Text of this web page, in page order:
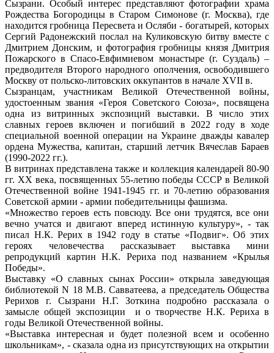
Сызрани. Особый интерес представляют фотографии храма
Рождества Богородицы в Старом Симонове (г. Москва), где
находится гробница Пересвета и Осляби - богатырей, которых
Сергий Радонежский послал на Куликовскую битву вместе с
Дмитрием Донским, и фотография гробницы князя Дмитрия
Пожарского в Спасо-Евфимиевом монастыре (г. Суздаль) –
предводителя Второго народного ополчения, освободившего
Москву от польско-литовских оккупантов в начале XVII в.
Сызранцам, участникам Великой Отечественной войны,
удостоенным звания «Героя Советского Союза», посвящена
одна из витринных экспозиций выставки. В число этих
славных героев включен и погибший в 2022 году в ходе
специальной военной операции на Украине дважды кавалер
ордена Мужества, капитан, старший летчик Вячеслав Бараев
(1990-2022 гг.).
В витринах представлена также и коллекция календарей 80-90
гг. ХХ века, посвященных 55-летию победы СССР в Великой
Отечественной войне 1941-1945 гг. и 70-летию образования
Советской армии - армии победительницы фашизма.
«Множество героев есть повсюду. Все они трудятся, все они
вечно учатся и двигают вперед истинную культуру», - так
писал Н.К. Рерих в 1942 году в статье «Подвиг». Об этих
героях человечества рассказывает выставка мини
репродукций картин Н.К. Рериха под названием «Крылья
Победы».
Выставку «О славных сынах России» открыла заведующая
библиотекой N 18 М.В. Савватеева, а председатель Общества
Рерихов г. Сызрани Н.Г. Зоткина подробно рассказала о
замысле общей экспозиции и о творчестве Н.К. Рериха в
годы Великой Отечественной войны.
«Выставка интересная и будет полезной всем и особенно
школьникам», - сказала одна из присутствующих на открытии